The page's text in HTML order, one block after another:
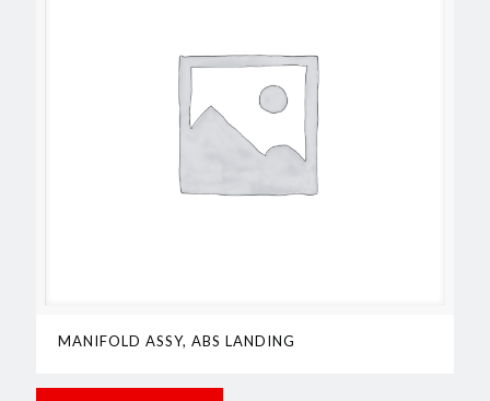
MANIFOLD ASSY, ABS LANDING